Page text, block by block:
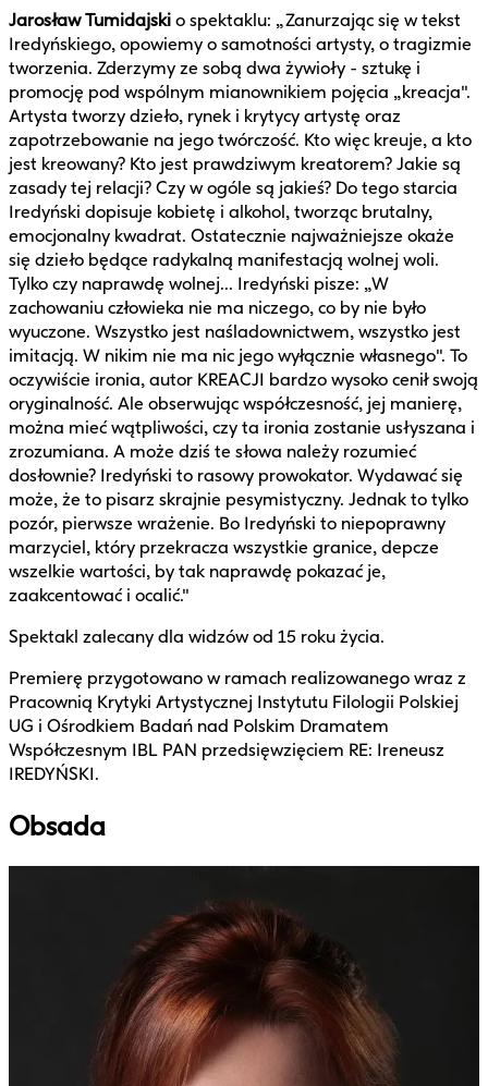
Jarosław Tumidajski o spektaklu: „Zanurzając się w tekst
Iredyńskiego, opowiemy o samotności artysty, o tragizmie
tworzenia. Zderzymy ze sobą dwa żywioły - sztukę i
promocję pod wspólnym mianownikiem pojęcia „kreacja".
Artysta tworzy dzieło, rynek i krytycy artystę oraz
zapotrzebowanie na jego twórczość. Kto więc kreuje, a kto
jest kreowany? Kto jest prawdziwym kreatorem? Jakie są
zasady tej relacji? Czy w ogóle są jakieś? Do tego starcia
Iredyński dopisuje kobietę i alkohol, tworząc brutalny,
emocjonalny kwadrat. Ostatecznie najważniejsze okaże
się dzieło będące radykalną manifestacją wolnej woli.
Tylko czy naprawdę wolnej... Iredyński pisze: „W
zachowaniu człowieka nie ma niczego, co by nie było
wyuczone. Wszystko jest naśladownictwem, wszystko jest
imitacją. W nikim nie ma nic jego wyłącznie własnego". To
oczywiście ironia, autor KREACJI bardzo wysoko cenił swoją
oryginalność. Ale obserwując współczesność, jej manierę,
można mieć wątpliwości, czy ta ironia zostanie usłyszana i
zrozumiana. A może dziś te słowa należy rozumieć
dosłownie? Iredyński to rasowy prowokator. Wydawać się
może, że to pisarz skrajnie pesymistyczny. Jednak to tylko
pozór, pierwsze wrażenie. Bo Iredyński to niepoprawny
marzyciel, który przekracza wszystkie granice, depcze
wszelkie wartości, by tak naprawdę pokazać je,
zaakcentować i ocalić."
Spektakl zalecany dla widzów od 15 roku życia.
Premierę przygotowano w ramach realizowanego wraz z
Pracownią Krytyki Artystycznej Instytutu Filologii Polskiej
UG i Ośrodkiem Badań nad Polskim Dramatem
Współczesnym IBL PAN przedsięwzięciem RE: Ireneusz
IREDYŃSKI.
Obsada